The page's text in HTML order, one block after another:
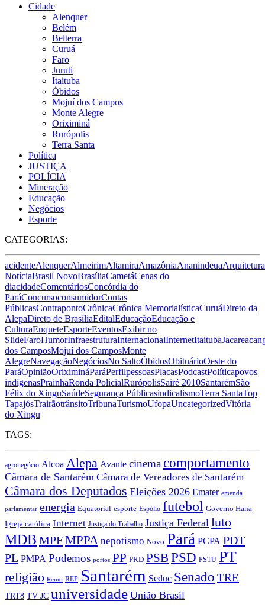
Cidade
Alenquer
Belém
Belterra
Curuá
Faro
Juruti
Itaituba
Óbidos
Mojuí dos Campos
Monte Alegre
Oriximiná
Rurópolis
Terra Santa
Política
JUSTIÇA
POLÍCIA
Mineração
Educação
Negócios
Esporte
CATEGORIAS:
acidenteAlenquerAlmeirimAltamiraAmazôniaAnanindeuaArquitetura
NotíciaBrasil NovoBrasíliaCametáCenas do
diacidadeComentáriosConcórdia do
ParáConcursoconsumidorContas
PúblicasContrapontoCrônicaCrônica MemorialísticaCuruáDireto da
AlepaDireto de BrasíliaEditalEducaçãoEducação e
CulturaEnqueteEsporteEventosExibir no
SlideFaroHumorInfraestruturaInternacionalInternetItaituba
dos CamposMojuí dos CamposMonte
AlegreNavegaçãoNegóciosNo SaltoÓbidosObituárioOeste do
ParáOpiniãoOriximináParáPerfilpessoasPlacasPodcastPolíticapovos
indígenasPrainhaRonda PolicialRurópolisSairé 2010SantarémSão
Félix do XinguSaúdeSegurança PúblicasindicalismoTerra SantaTop
TapajósTrairãotrânsitoTribunaTurismoUfopaUncategorizedVitória
do Xingu
TAGS:
agronegócio Alcoa Alepa Avante cinemacomportamento
Câmara de Santarém Câmara de Vereadores de Santarém
Câmara dos Deputados Eleições 2026 Emater emenda
parlamentar energia Equatorial esporte Espólio futebol Governo Hana
Igreja católica Internet Justiça do Trabalho Justiça Federal luto
MDB MPFMPPA nepotismo Novo Pará PCPA PDT
PL PMPA Podemos portos PP PRD PSB PSD PSTU PT
religião Remo REP Santarém Seduc Senado TRE
TRT8 TV JC universidade União Brasil